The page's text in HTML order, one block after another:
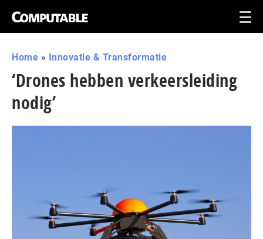
Home » Innovatie & Transformatie
‘Drones hebben verkeersleiding
nodig’